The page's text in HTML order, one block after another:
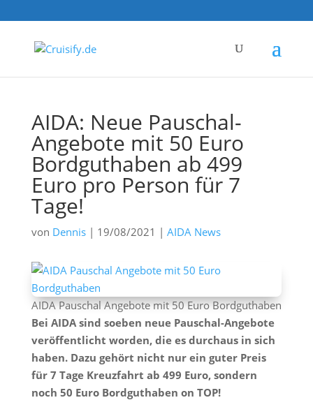
AIDA: Neue Pauschal-
Angebote mit 50 Euro
Bordguthaben ab 499
Euro pro Person für 7
Tage!
von Dennis| 19/08/2021 | AIDA News
AIDA Pauschal Angebote mit 50 Euro Bordguthaben
Bei AIDA sind soeben neue Pauschal-Angebote
veröffentlicht worden, die es durchaus in sich
haben. Dazu gehört nicht nur ein guter Preis
für 7 Tage Kreuzfahrt ab 499 Euro, sondern
noch 50 Euro Bordguthaben on TOP!